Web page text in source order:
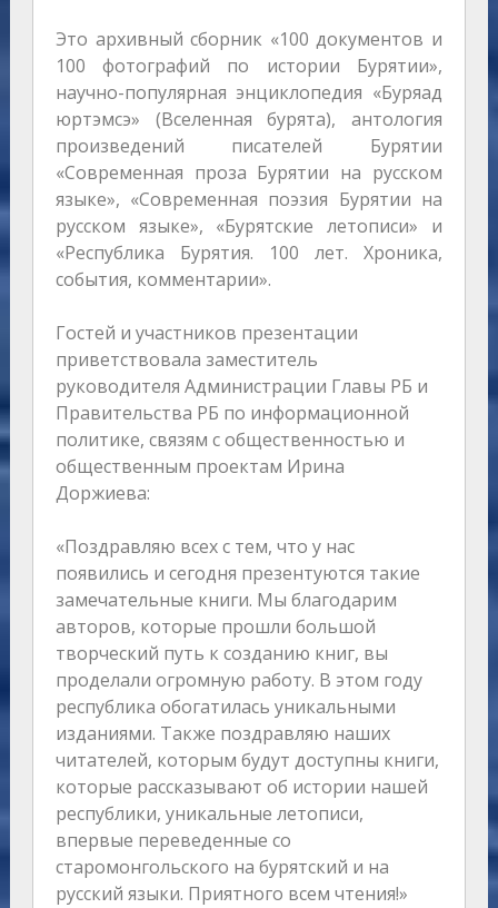
Это архивный сборник «100 документов и
100 фотографий по истории Бурятии»,
научно-популярная энциклопедия «Буряад
юртэмсэ» (Вселенная бурята), антология
произведений писателей Бурятии
«Современная проза Бурятии на русском
языке», «Современная поэзия Бурятии на
русском языке», «Бурятские летописи» и
«Республика Бурятия. 100 лет. Хроника,
события, комментарии».
Гостей и участников презентации
приветствовала заместитель
руководителя Администрации Главы РБ и
Правительства РБ по информационной
политике, связям с общественностью и
общественным проектам Ирина
Доржиева:
«Поздравляю всех с тем, что у нас
появились и сегодня презентуются такие
замечательные книги. Мы благодарим
авторов, которые прошли большой
творческий путь к созданию книг, вы
проделали огромную работу. В этом году
республика обогатилась уникальными
изданиями. Также поздравляю наших
читателей, которым будут доступны книги,
которые рассказывают об истории нашей
республики, уникальные летописи,
впервые переведенные со
старомонгольского на бурятский и на
русский языки. Приятного всем чтения!»